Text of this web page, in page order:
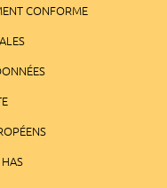
CONFORME